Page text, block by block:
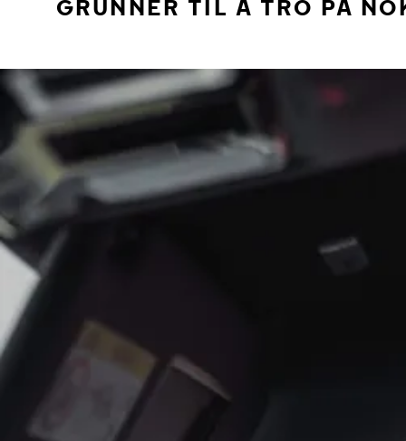
GRUNNER TIL Å TRO PÅ